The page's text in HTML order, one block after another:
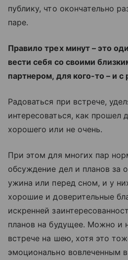
публику, что окончательно
паре.
Правило трех минут – это
вести себя со своими
партнером, для кого-то – и
Радоваться при встрече,
интересоваться, как прошел
хорошего или не очень.
При этом для многих пар
обсуждение дел и планов за
ужина или перед сном, и у
хорошие и доверительные
искренней
планов на будущее. Можно и
встрече на шею, хотя это
эмоционально вовлеченным